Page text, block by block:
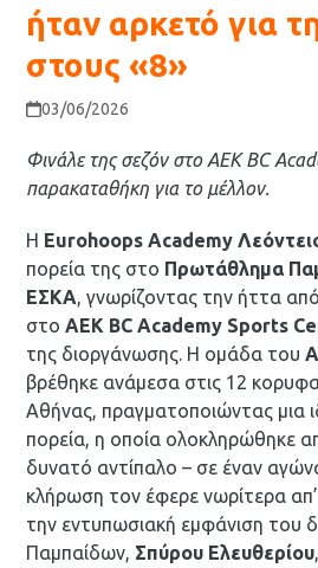
ήταν αρκετό για
στους «8»
03/06/2026
Φινάλε της σεζόν στο AEK BC
παρακαταθήκη για το μέλλον.
Η Eurohoops Academy
πορεία της στο Πρωτάθλημα
ΕΣΚΑ, γνωρίζοντας την ήττα
στοAEK BC Academy Sports
της διοργάνωσης. Η ομάδα του
βρέθηκε ανάμεσα στις 12
Αθήνας, πραγματοποιώντας μια
πορεία, η οποία ολοκληρώθηκε
δυνατό αντίπαλο – σε έναν
κλήρωση τον έφερε νωρίτερα
την εντυπωσιακή εμφάνιση του
Παμπαίδων, Σπύρου Ελευθερίου